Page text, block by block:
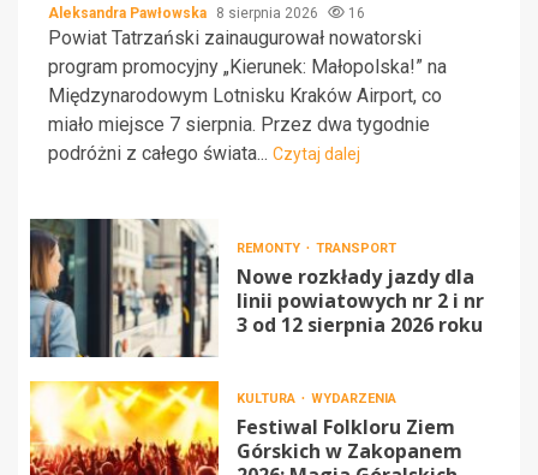
Aleksandra Pawłowska 8 sierpnia 2026 16
Powiat Tatrzański zainaugurował nowatorski
program promocyjny „Kierunek: Małopolska!” na
Międzynarodowym Lotnisku Kraków Airport, co
miało miejsce 7 sierpnia. Przez dwa tygodnie
podróżni z całego świata... Czytaj dalej
REMONTY TRANSPORT
Nowe rozkłady jazdy dla
linii powiatowych nr 2 i nr
3 od 12 sierpnia 2026 roku
KULTURA WYDARZENIA
Festiwal Folkloru Ziem
Górskich w Zakopanem